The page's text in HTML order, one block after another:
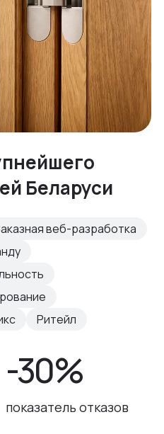
Беларуси
веб-разработка
Ритейл
-30%
показатель отказов